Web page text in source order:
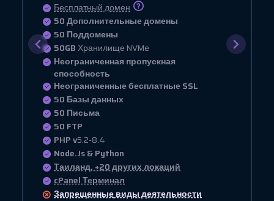
Бесплатный домен
100 Дополнительные домены
100 Поддомены
75GBХранилище NVMe
Неограниченная пропускная
способность
Неограниченные бесплатные SSL
100 Базы данных
100 Письма
100 FTP
PHP v5.2-8.4
Node.Js & Python
Таиланд, +20 других локаций
cPanel Терминал
Запрещенныевиды деятельности